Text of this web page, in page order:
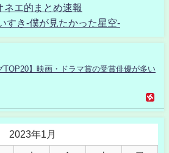
ネエ的まとめ速報
すき-僕が見たかった星空-
TOP20】映画・ドラマ賞の受賞俳優が多い
2023年1月